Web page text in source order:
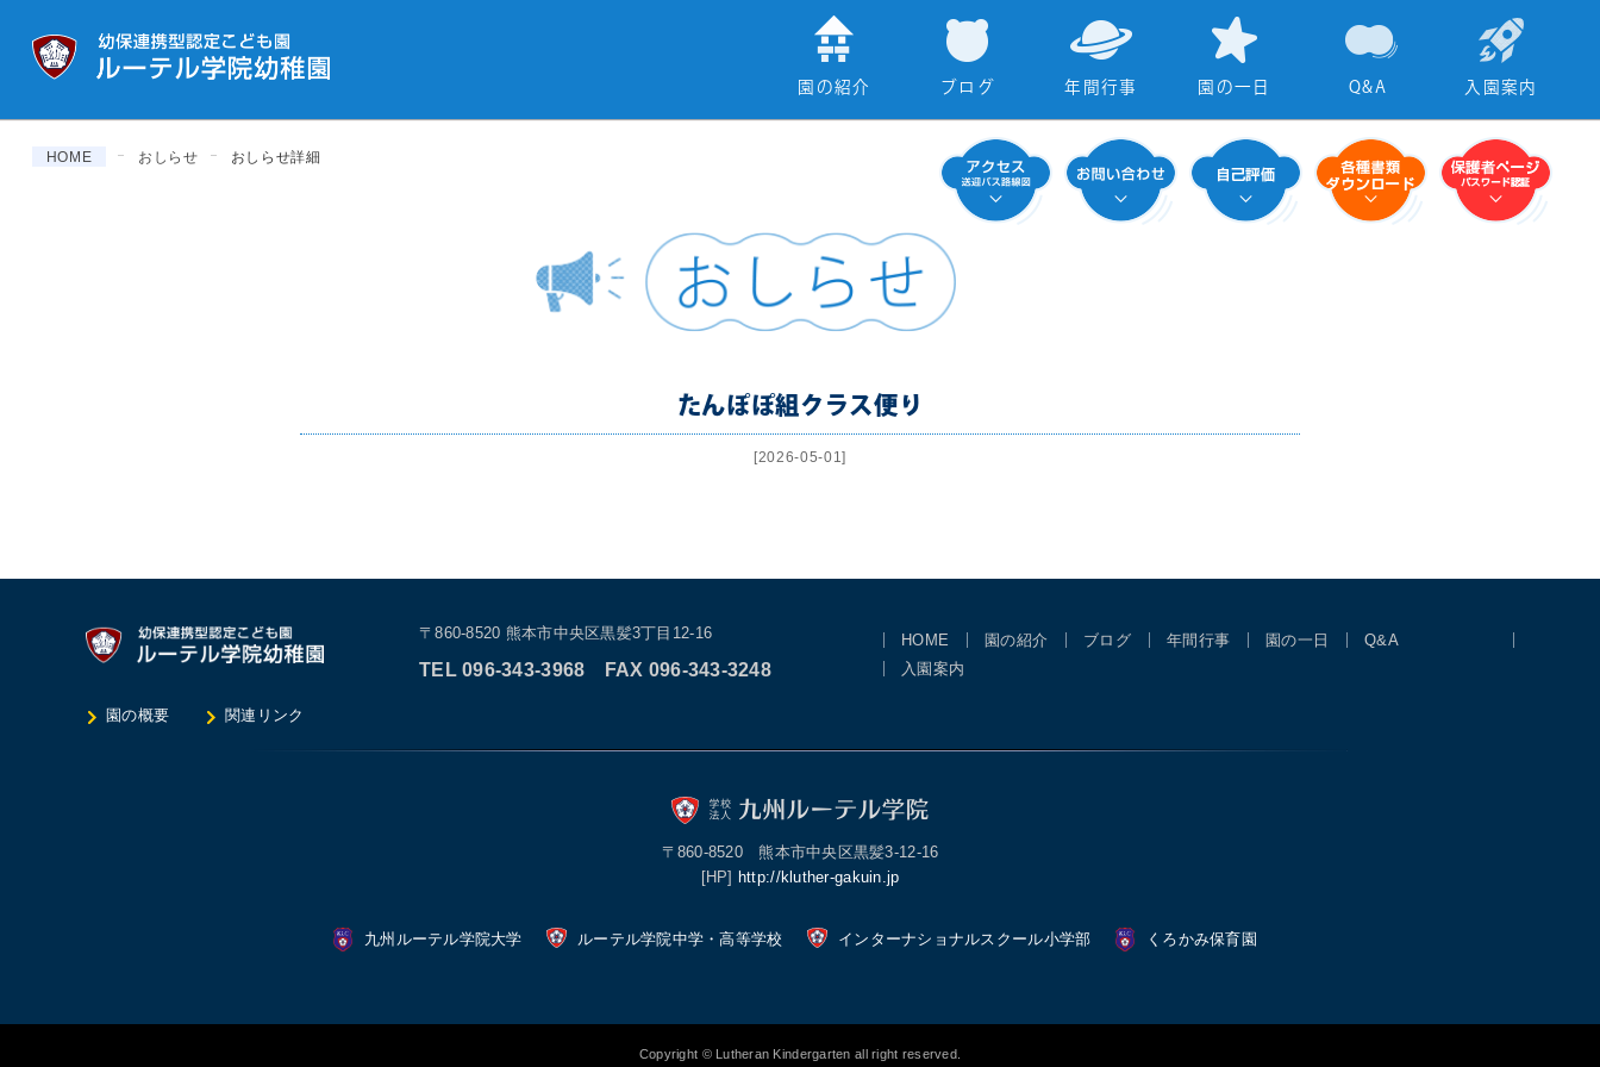
園の紹介 ブログ 年間行事 園の一日 Q&A 入園案内
HOME おしらせ おしらせ詳細
たんぽぽ組クラス便り
[2026-05-01]
HOME 園の紹介 ブログ 年間行事 園の一日
Q&A
入園案内
〒860-8520 熊本市中央区黒髪3丁目12-16
TEL 096-343-3968 FAX 096-343-3248
園の概要 関連リンク
〒860-8520 熊本市中央区黒髪3-12-16
[HP] http://kluther-gakuin.jp
九州ルーテル学院大学 ルーテル学院中学・高等学校 インターナショナルスクール小学部 くろかみ保育園
Copyright © Lutheran Kindergarten all right reserved.